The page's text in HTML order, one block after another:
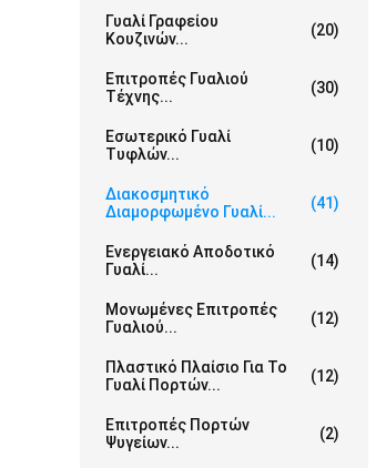
Γυαλί Γραφείου
Κουζινών...
(20)
Επιτροπές Γυαλιού
Τέχνης...
(30)
Εσωτερικό Γυαλί
Τυφλών...
(10)
Διακοσμητικό
Διαμορφωμένο Γυαλί...
(41)
Ενεργειακό Αποδοτικό
Γυαλί...
(14)
Μονωμένες Επιτροπές
Γυαλιού...
(12)
Πλαστικό Πλαίσιο Για Το
Γυαλί Πορτών...
(12)
Επιτροπές Πορτών
Ψυγείων...
(2)